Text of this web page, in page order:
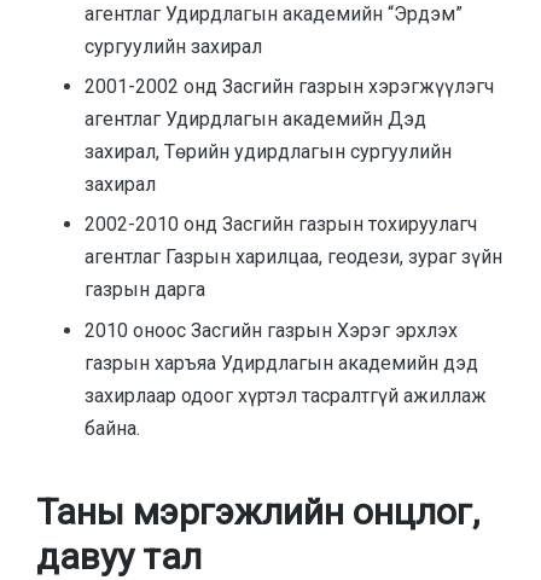
агентлаг Удирдлагын академийн “Эрдэм”
сургуулийн захирал
2001-2002 онд Засгийн газрын хэрэгжүүлэгч
агентлаг Удирдлагын академийн Дэд
захирал, Төрийн удирдлагын сургуулийн
захирал
2002-2010 онд Засгийн газрын тохируулагч
агентлаг Газрын харилцаа, геодези, зураг зүйн
газрын дарга
2010 оноос Засгийн газрын Хэрэг эрхлэх
газрын харъяа Удирдлагын академийн дэд
захирлаар одоог хүртэл тасралтгүй ажиллаж
байна.
Таны мэргэжлийн онцлог,
давуу тал